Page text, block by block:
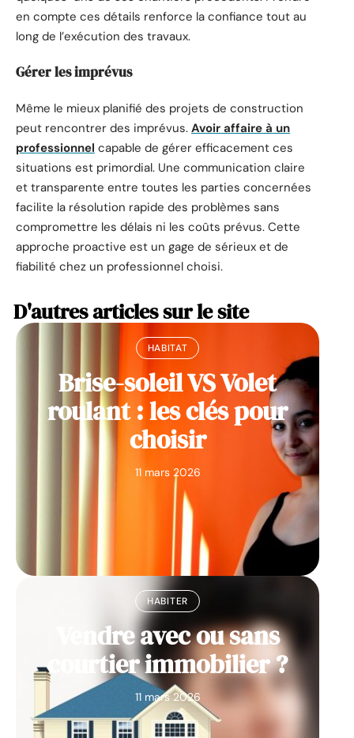
en compte ces détails renforce la confiance tout au
long de l’exécution des travaux.
Gérer les imprévus
Même le mieux planifié des projets de construction
peut rencontrer des imprévus. Avoir affaire à un
professionnel capable de gérer efficacement ces
situations est primordial. Une communication claire
et transparente entre toutes les parties concernées
facilite la résolution rapide des problèmes sans
compromettre les délais ni les coûts prévus. Cette
approche proactive est un gage de sérieux et de
fiabilité chez un professionnel choisi.
D'autres articles sur le site
HABITAT
Brise-soleil VS Volet
roulant : les clés pour
choisir
11 mars 2026
HABITER
Vendre avec ou sans
courtier immobilier ?
11 mars 2026